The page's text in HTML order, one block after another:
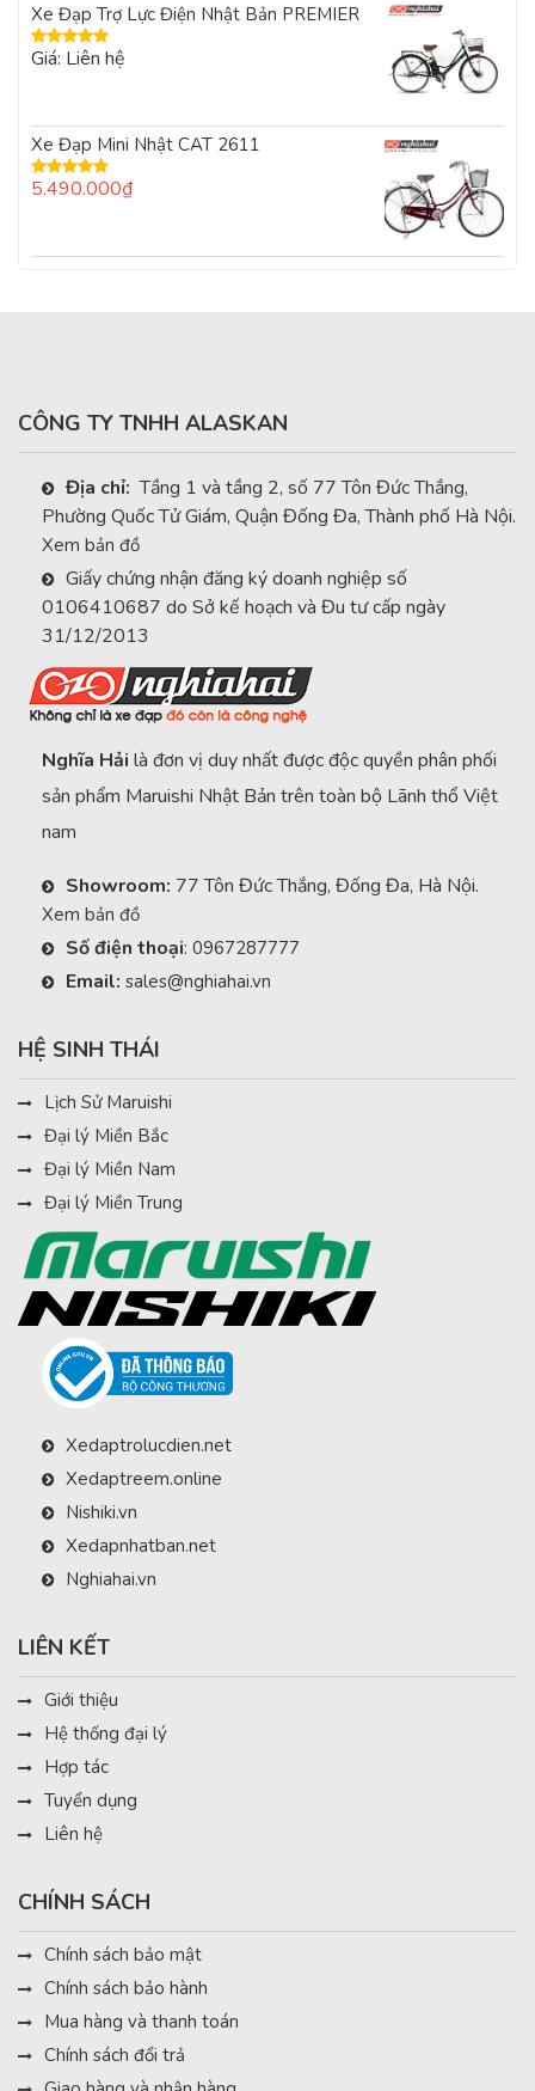
Xe Đạp Trợ Lực Điện Nhật Bản PREMIER
Được xếp
Giá: Liên hệ
Xe Đạp Mini Nhật CAT 2611
Được xếp
5.490.000₫
CÔNG TY TNHH ALASKAN
Địa chỉ: Tầng 1 và tầng 2, số 77 Tôn Đức Thắng,
Phường Quốc Tử Giám, Quận Đống Đa, Thành phố Hà Nội.
Xem bản đồ
Giấy chứng nhận đăng ký doanh nghiệp số
0106410687 do Sở kế hoạch và Đu tư cấp ngày
31/12/2013
Nghĩa Hải là đơn vị duy nhất được độc quyền phân phối
sản phẩm Maruishi Nhật Bản trên toàn bộ Lãnh thổ Việt
nam
Showroom: 77 Tôn Đức Thắng, Đống Đa, Hà Nội.
Xem bản đồ
Số điện thoại: 0967287777
Email: sales@nghiahai.vn
HỆ SINH THÁI
Lịch Sử Maruishi
Đại lý Miền Bắc
Đại lý Miền Nam
Đại lý Miền Trung
Xedaptrolucdien.net
Xedaptreem.online
Nishiki.vn
Xedapnhatban.net
Nghiahai.vn
LIÊN KẾT
Giới thiệu
Hệ thống đại lý
Hợp tác
Tuyển dụng
Liên hệ
CHÍNH SÁCH
Chính sách bảo mật
Chính sách bảo hành
Mua hàng và thanh toán
Chính sách đổi trả